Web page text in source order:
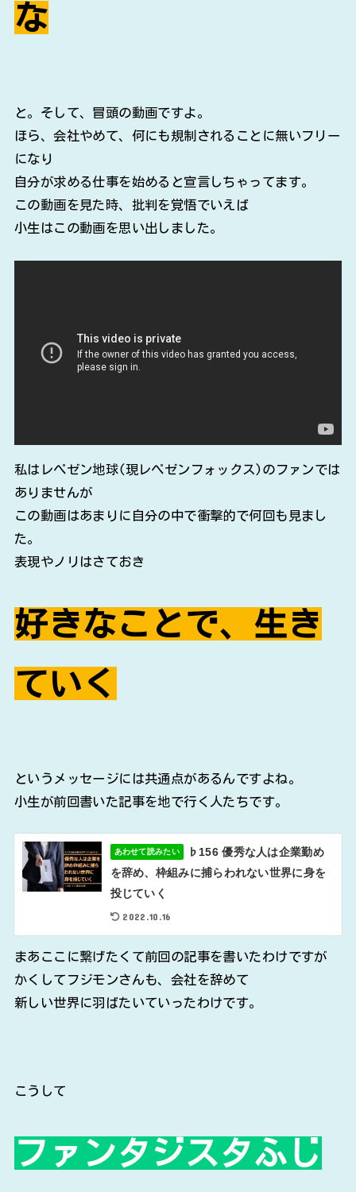
な
と。そして、冒頭の動画ですよ。
ほら、会社やめて、何にも規制されることに無いフリー
になり
自分が求める仕事を始めると宣言しちゃってます。
この動画を見た時、批判を覚悟でいえば
小生はこの動画を思い出しました。
私はレぺゼン地球(現レぺゼンフォックス)のファンでは
ありませんが
この動画はあまりに自分の中で衝撃的で何回も見まし
た。
表現やノリはさておき
好きなことで、生き
ていく
というメッセージには共通点があるんですよね。
小生が前回書いた記事を地で行く人たちです。
あわせて読みたい
♭156 優秀な人は企業勤め
を辞め、枠組みに捕らわれない世界に身を
投じていく
2022.10.16
まあここに繋げたくて前回の記事を書いたわけですが
かくしてフジモンさんも、会社を辞めて
新しい世界に羽ばたいていったわけです。
こうして
ファンタジスタふじ